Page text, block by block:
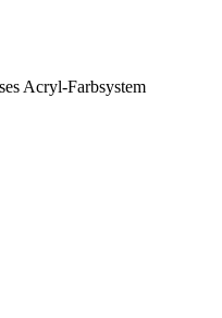
Acryl-Farbsystem